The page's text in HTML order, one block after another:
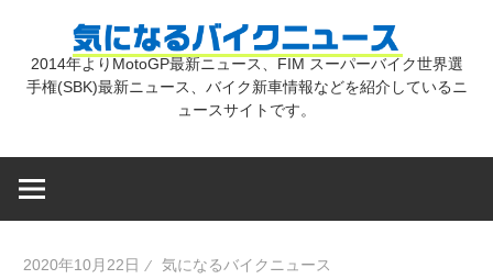
気
2014年よりMotoGP最新ニュース、FIM スーパーバイク世界選
手権(SBK)最新ニュース、バイク新車情報などを紹介しているニ
ュースサイトです。
2020年10月22日 気になるバイクニュース